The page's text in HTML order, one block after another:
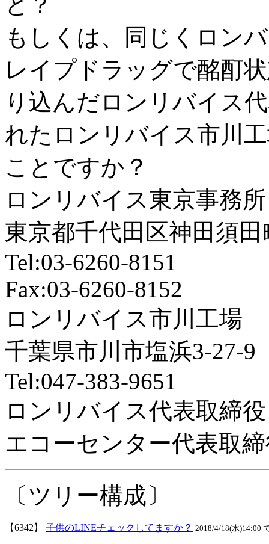
もしくは、同じくロン
レイプドラッグで酩酊
り込んだロンリバイス
れたロンリバイス市川
ことですか？
ロンリバイス東京事務所
東京都千代田区神田須
Tel:03-6260-8151
Fax:03-6260-8152
ロンリバイス市川工場
千葉県市川市塩浜3‐27-9
Tel:047-383-9651
ロンリバイス代表取締
エコーセンター代表取
〔ツリー構成〕
【6342】 子供のLINEチェックしてますか？ 2018/4/18(水)14:00